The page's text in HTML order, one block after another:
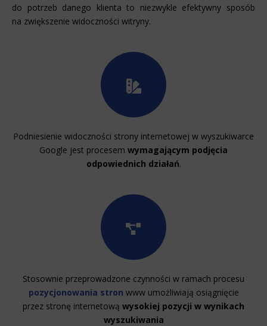
do potrzeb danego klienta to niezwykle efektywny sposób
na zwiększenie widoczności witryny.
Podniesienie widoczności strony internetowej w wyszukiwarce
Google jest procesem wymagającym podjęcia
odpowiednich działań.
Stosownie przeprowadzone czynności w ramach procesu
pozycjonowania stron www umożliwiają osiągnięcie
przez stronę internetową wysokiej pozycji w wynikach
wyszukiwania